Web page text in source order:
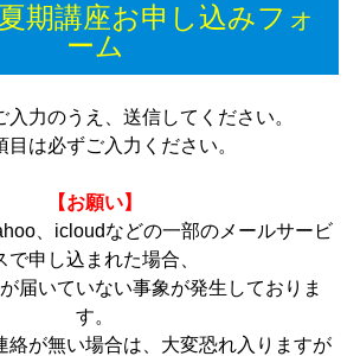
期講座お申し込みフォ
ーム
入力のうえ、送信してください。
目は必ずご入力ください。
【お願い】
、icloudなどの一部のメールサービ
で申し込まれた場合、
届いていない事象が発生しておりま
す。
絡が無い場合は、大変恐れ入りますが